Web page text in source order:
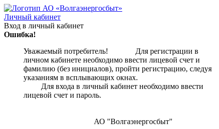
Личный кабинет
Вход в личный кабинет
Ошибка!
Уважаемый потребитель! Для регистрации в
личном кабинете необходимо ввести лицевой счет и
фамилию (без инициалов), пройти регистрацию, следуя
указаниям в всплывающих окнах.
Для входа в личный кабинет необходимо ввести
лицевой счет и пароль.
АО "Волгаэнергосбыт"